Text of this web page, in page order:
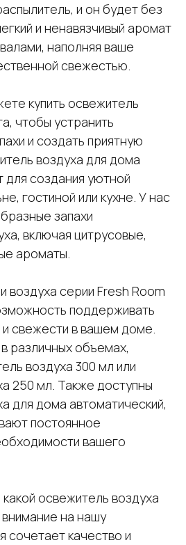
и он будет без
и ненавязчивый аромат
наполняя ваше
свежестью.
купить освежитель
чтобы устранить
и создать приятную
воздуха для дома
для создания уютной
гостиной или кухне. У нас
запахи
включая цитрусовые,
ароматы.
воздуха серии Fresh Room
поддерживать
свежести в вашем доме.
различных объемах,
воздуха 300 мл или
250 мл. Также доступны
для дома автоматический,
постоянное
вашего
освежитель воздуха
на нашу
сочетает качество и